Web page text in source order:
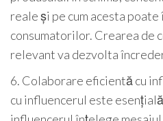
reale și pe cum acesta
consumatorilor. Crearea de
relevant va dezvolta
6. Colaborare eficientă cu
cu influencerul este